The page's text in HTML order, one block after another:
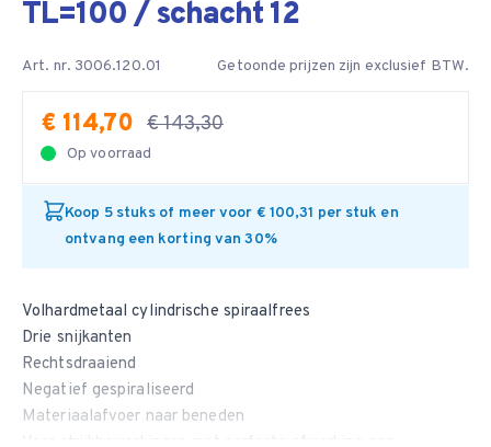
TL=100 / schacht 12
Art. nr. 3006.120.01 Getoonde prijzen zijn exclusief BTW.
€ 114,70 € 143,30
Op voorraad
Koop 5 stuks of meer voor € 100,31 per stuk en
ontvang een korting van 30%
Volhardmetaal cylindrische spiraalfrees
Drie snijkanten
Rechtsdraaiend
Negatief gespiraliseerd
Materiaalafvoer naar beneden